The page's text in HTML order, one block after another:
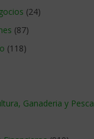
(24)
(87)
(118)
Ganaderia y Pesca